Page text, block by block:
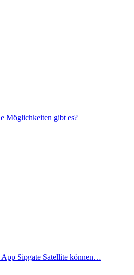
Möglichkeiten gibt es?
App Sipgate Satellite können…